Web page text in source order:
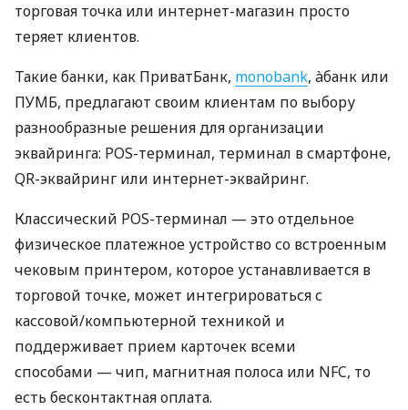
торговая точка или интернет-магазин просто
теряет клиентов.
Такие банки, как ПриватБанк, monobank, àбанк или
ПУМБ, предлагают своим клиентам по выбору
разнообразные решения для организации
эквайринга: POS-терминал, терминал в смартфоне,
QR-эквайринг или интернет-эквайринг.
Классический POS-терминал — это отдельное
физическое платежное устройство со встроенным
чековым принтером, которое устанавливается в
торговой точке, может интегрироваться с
кассовой/компьютерной техникой и
поддерживает прием карточек всеми
способами — чип, магнитная полоса или NFC, то
есть бесконтактная оплата.